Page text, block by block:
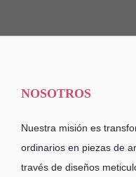
NOSOTROS
Nuestra misión es
ordinarios en piezas de
través de diseños